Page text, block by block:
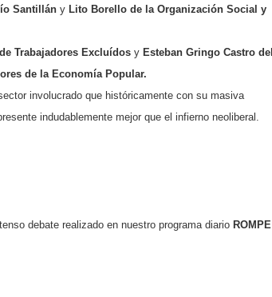
Santillán y Lito Borello de la Organización Social y
Trabajadores Excluídos y Esteban Gringo Castro del
de la Economía Popular.
involucrado que históricamente con su masiva
indudablemente mejor que el infierno neoliberal.
debate realizado en nuestro programa diario ROMPE